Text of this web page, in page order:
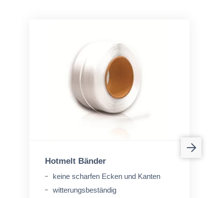
Hotmelt Bänder
keine scharfen Ecken und Kanten
witterungsbeständig